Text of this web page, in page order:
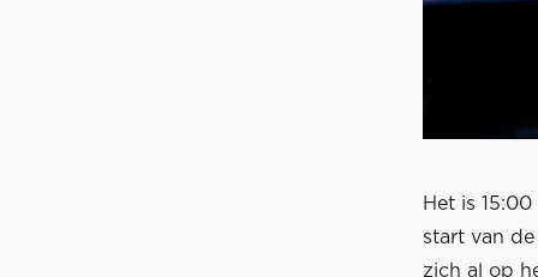
Het is
start van
zich al op